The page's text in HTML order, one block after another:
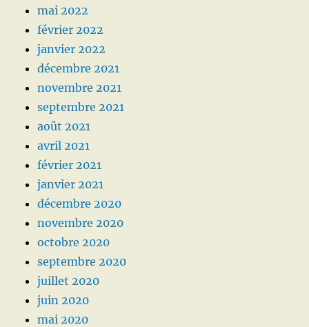
mai 2022
février 2022
janvier 2022
décembre 2021
novembre 2021
septembre 2021
août 2021
avril 2021
février 2021
janvier 2021
décembre 2020
novembre 2020
octobre 2020
septembre 2020
juillet 2020
juin 2020
mai 2020